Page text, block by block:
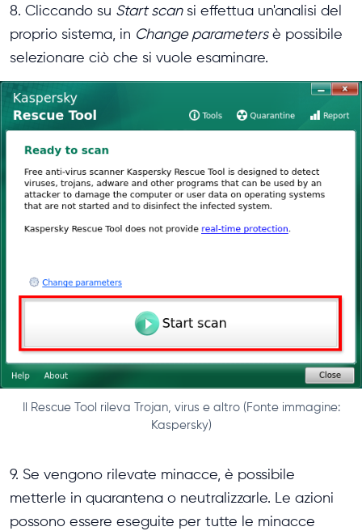
8. Cliccando su Start scansi effettua un'analisi del
proprio sistema, in Change parametersè possibile
selezionare ciò che si vuole esaminare.
Il Rescue Tool rileva Trojan, virus e altro (Fonte immagine:
Kaspersky)
9. Se vengono rilevate minacce, è possibile
metterle in quarantena o neutralizzarle. Le azioni
possono essere eseguite per tutte le minacce